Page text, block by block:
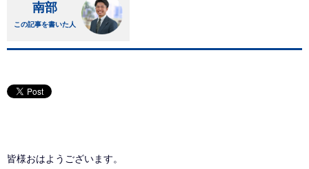
南部
この記事を書いた人
皆様おはようございます。